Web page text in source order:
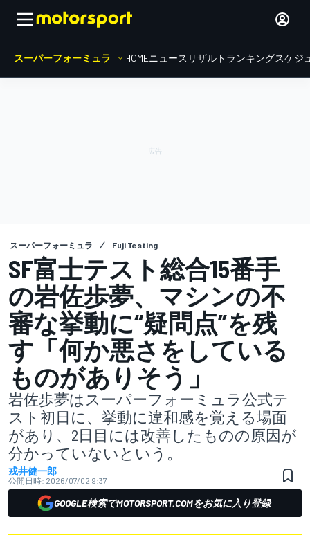
スーパーフォーミュラ HOMEニュース リザルト ランキングスケジ
スーパーフォーミュラ Fuji Testing
SF富士テスト総合15番手
の岩佐歩夢、マシンの不
審な挙動に“疑問点”を残
す「何か悪さをしている
ものがありそう」
岩佐歩夢はスーパーフォーミュラ公式テ
スト初日に、挙動に違和感を覚える場面
があり、2日目には改善したものの原因が
分かっていないという。
戎井健一郎
公開日時: 2026/07/02 9:37
GOOGLE検索でMOTORSPORT.COMをお気に入り登録